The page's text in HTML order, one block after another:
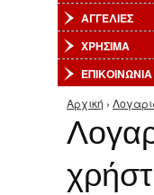
ΑΓΓΕΛΙΕΣ
ΧΡΗΣΙΜΑ
ΕΠΙΚΟΙΝΩΝΙΑ
Είστε
Αρχική ›